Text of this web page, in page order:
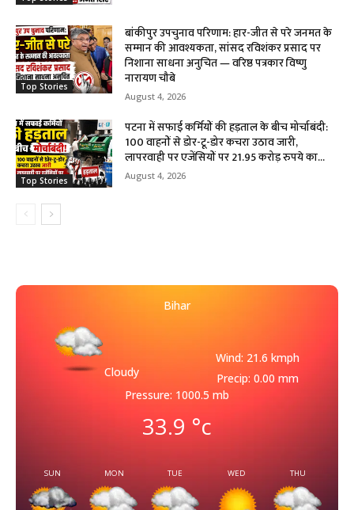
Top Stories
बांकीपुर उपचुनाव परिणाम: हार-जीत से परे जनमत के
सम्मान की आवश्यकता, सांसद रविशंकर प्रसाद पर
निशाना साधना अनुचित — वरिष्ठ पत्रकार विष्णु
नारायण चौबे
August 4, 2026
Top Stories
पटना में सफाई कर्मियों की हड़ताल के बीच मोर्चाबंदी:
100 वाहनों से डोर-टू-डोर कचरा उठाव जारी,
लापरवाही पर एजेंसियों पर 21.95 करोड़ रुपये का...
August 4, 2026
Bihar
Cloudy
Wind: 21.6 kmph
Precip: 0.00 mm
Pressure: 1000.5 mb
33.9 °c
SUN MON TUE WED THU